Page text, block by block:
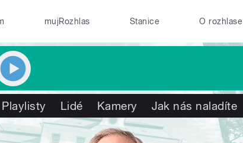
mujRozhlas Stanice O rozhlase
Playlisty Lidé Kamery Jak nás naladíte